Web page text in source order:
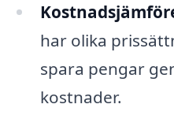
har olika
spara pengar
kostnader.